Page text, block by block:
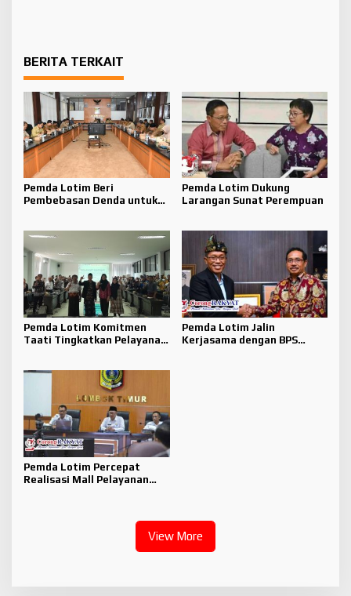
BERITA TERKAIT
Pemda Lotim Beri
Pembebasan Denda untuk
Pemda Lotim Dukung
Larangan Sunat Perempuan
Pemda Lotim Komitmen
Taati Tingkatkan Pelayanan
Pemda Lotim Jalin
Kerjasama dengan BPS
Pemda Lotim Percepat
Realisasi Mall Pelayanan
View More